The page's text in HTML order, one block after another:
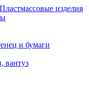
Пластмассовые изделия
и бумаги
вантуз